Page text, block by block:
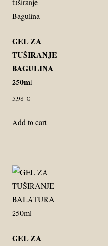
GEL ZA
TUŠIRANJE
BAGULINA
250ml
5,98 €
Add to cart
GEL ZA